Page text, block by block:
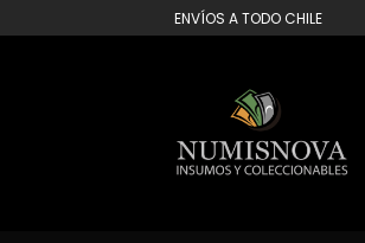
al
ENVÍOS A TODO CHILE